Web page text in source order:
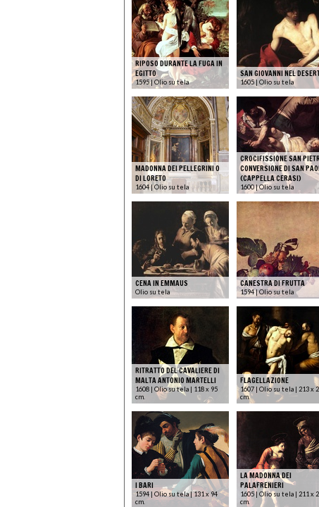
RIPOSO DURANTE LA FUGA IN
EGITTO
1595 | Olio su tela
SAN GIOVANNI NEL
1605 | Olio su tela
MADONNA DEI PELLEGRINI O
DI LORETO
1604 | Olio su tela
CROCIFISSIONE SAN
CONVERSIONE DI SAN
(CAPPELLA CERASI)
1600 | Olio su tela
CENA IN EMMAUS
Olio su tela
CANESTRA DI FRUTTA
1594 | Olio su tela
RITRATTO DEL CAVALIERE DI
MALTA ANTONIO MARTELLI
1608 | Olio su tela | 118 x 95
cm.
FLAGELLAZIONE
1607 | Olio su tela | 213 x
cm.
I BARI
1594 | Olio su tela | 131 x 94
cm.
LA MADONNA DEI
PALAFRENIERI
1605 | Olio su tela | 211 x
cm.